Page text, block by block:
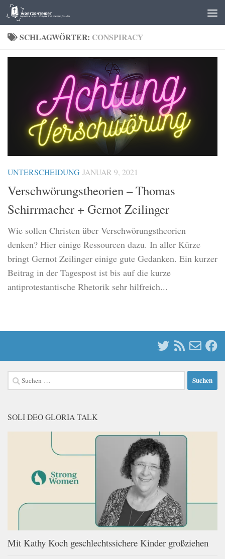
Zum Inhalt springen
SCHLAGWÖRTER: CONSPIRACY
UNTERSCHEIDUNG JANUAR 9, 2021
Verschwörungstheorien – Thomas
Schirrmacher + Gernot Zeilinger
Wie sollen Christen über Verschwörungstheorien
denken? Hier einige Ressourcen dazu. In aller Kürze
bringt Gernot Zeilinger einige gute Gedanken. Ein kurzer
Beitrag in der Tagespost ist bis auf die kurze
antiprotestantische Rhetorik sehr hilfreich...
Suchen
nach:
SOLI DEO GLORIA TALK
Mit Kathy Koch geschlechtssichere Kinder großziehen